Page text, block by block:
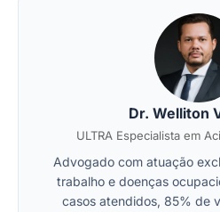
Dr. Welliton
ULTRA Especialista em
Advogado com atuação
trabalho e doenças
casos atendidos, 85% de